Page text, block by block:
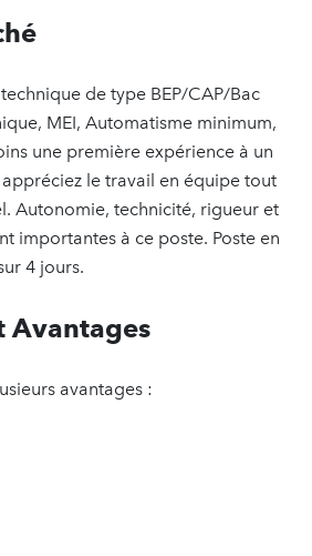
de type BEP/CAP/Bac
MEI, Automatisme minimum,
une première expérience à un
le travail en équipe tout
Autonomie, technicité, rigueur et
importantes à ce poste. Poste en
4 jours.
Avantages
avantages :